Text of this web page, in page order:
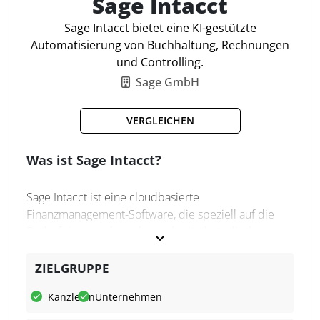
Automat. Spesenabrechnung
Kreditorenbuchhaltung
Bestellprozesslösung
Physische und virtuelle Karten
Echtzeit-Ausgabenmonitoring
Integrierte ERP-Integration
Bulk-Verarbeitung von Ausgaben
CO₂-Emissionen tracken
Sage Intacct bietet eine KI-gestützte
Automatisierung von Buchhaltung, Rechnungen
und Controlling.
Sage GmbH
VERGLEICHEN
Was ist Sage Intacct?
Sage Intacct ist eine cloudbasierte
Finanzmanagement-Software, die speziell auf die
Finanzprozesse und liefert Echtzeit-Einblicke in
Einkauf, Verkauf, Auftragsbearbeitung und
ZIELGRUPPE
KanzleienUnternehmen